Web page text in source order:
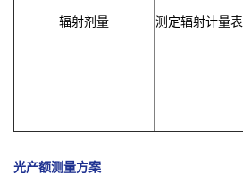
辐射剂量 测定辐射计量表
光产额测量方案